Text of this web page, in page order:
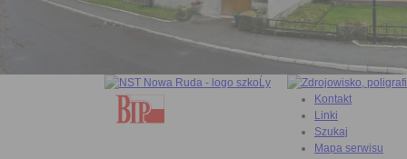
Kontakt
Linki
Szukaj
Mapa serwisu